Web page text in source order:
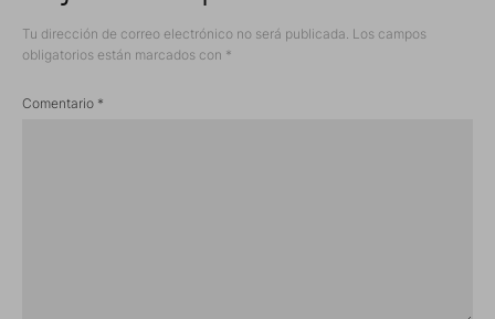
Tu dirección de correo electrónico no será publicada. Los campos
obligatorios están marcados con *
Comentario *